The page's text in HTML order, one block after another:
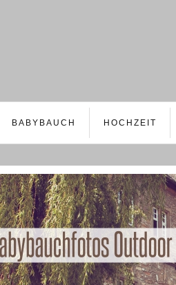
BABYBAUCH HOCHZEIT